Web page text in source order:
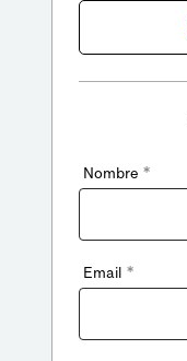
Nombre *
Email *